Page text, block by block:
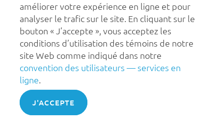
1.877.227.6742 aide@carms.ca
À propos de nous
Conditions d’utilisation
Politiques
© 2026 CaRMS. Tous droits réservés.
améliorer votre expérience en ligne et pour
analyser le trafic sur le site. En cliquant sur le
bouton « J’accepte », vous acceptez les
conditions d’utilisation des témoins de notre
site Web comme indiqué dans notre
convention des utilisateurs — services en
ligne.
ACCEPT